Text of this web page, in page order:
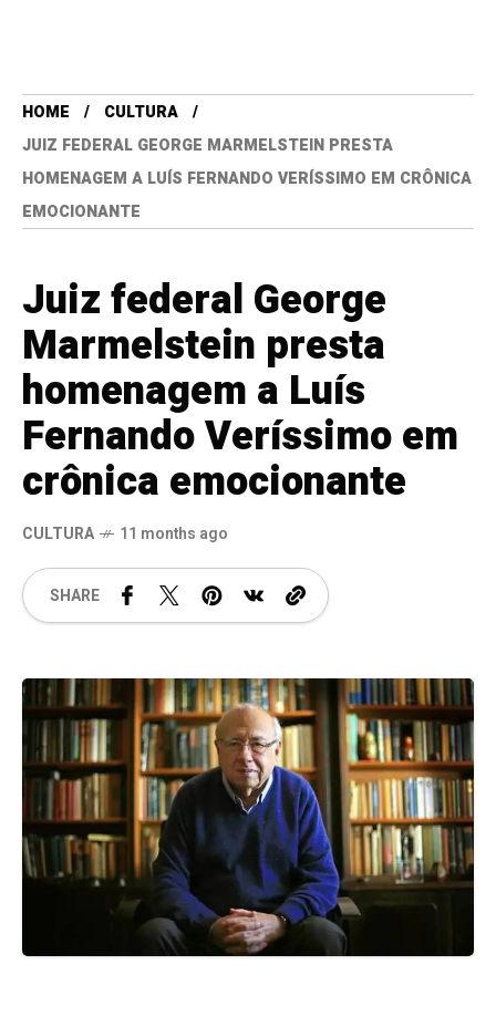
HOME
CULTURA
JUIZ FEDERAL GEORGE MARMELSTEIN PRESTA
HOMENAGEM A LUÍS FERNANDO VERÍSSIMO EM CRÔNICA
EMOCIONANTE
Juiz federal George
Marmelstein presta
homenagem a Luís
Fernando Veríssimo em
crônica emocionante
CULTURA 11 months ago
SHARE